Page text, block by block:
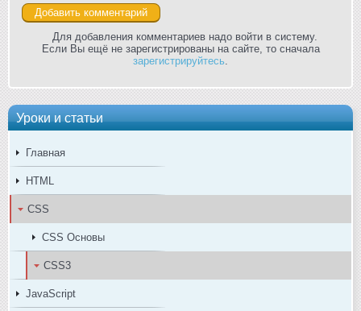
Уроки и статьи
Главная
HTML
CSS
CSS Основы
CSS3
JavaScript
Для добавления комментариев надо войти в систему.
Если Вы ещё не зарегистрированы на сайте, то сначала
зарегистрируйтесь.